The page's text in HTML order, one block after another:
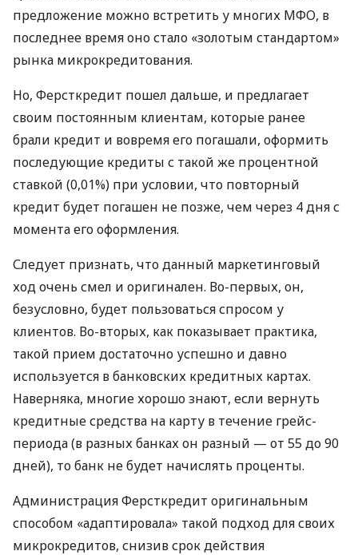
предложение можно встретить у многих МФО, в
последнее время оно стало «золотым стандартом»
рынка микрокредитования.
Но, Ферсткредит пошел дальше, и предлагает
своим постоянным клиентам, которые ранее
брали кредит и вовремя его погашали, оформить
последующие кредиты с такой же процентной
ставкой (0,01%) при условии, что повторный
кредит будет погашен не позже, чем через 4 дня с
момента его оформления.
Следует признать, что данный маркетинговый
ход очень смел и оригинален. Во-первых, он,
безусловно, будет пользоваться спросом у
клиентов. Во-вторых, как показывает практика,
такой прием достаточно успешно и давно
используется в банковских кредитных картах.
Наверняка, многие хорошо знают, если вернуть
кредитные средства на карту в течение грейс-
периода (в разных банках он разный — от 55 до 90
дней), то банк не будет начислять проценты.
Администрация Ферсткредит оригинальным
способом «адаптировала» такой подход для своих
микрокредитов, снизив срок действия